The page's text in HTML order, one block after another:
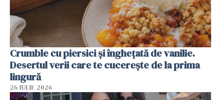
Crumble cu piersici și înghețată de vanilie.
Desertul verii care te cucerește de la prima
lingură
26 IULIE 2026